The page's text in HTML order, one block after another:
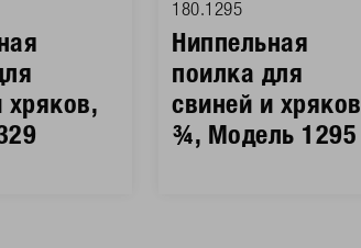
хряков,
180.1295
Ниппельная
поилка для
свиней и хряков
¾, Модель 1295